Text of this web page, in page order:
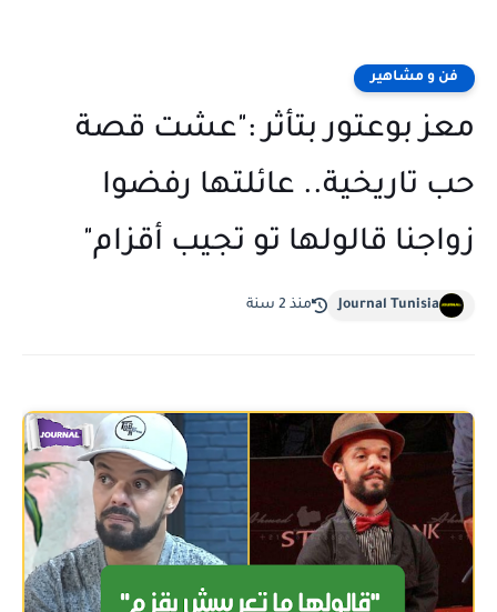
فن و مشاهير
معز بوعتور بتأثر :"عشت قصة
حب تاريخية.. عائلتها رفضوا
زواجنا قالولها تو تجيب أقزام"
Journal Tunisia منذ 2 سنة